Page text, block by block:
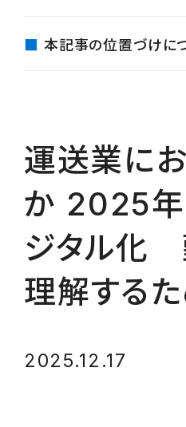
本記事の位置づけに
運送業に
か 2025年
ジタル化
理解する
2025.12.17